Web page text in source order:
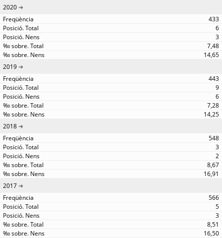
2020
433
6
3
7,48
14,65
2019
443
9
6
7,28
14,25
2018
548
3
2
8,67
16,91
2017
566
5
3
8,51
16,50